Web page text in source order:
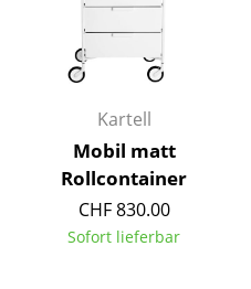
Schlafzimmer
Kinderzimmer
Diele
Badezimmer
Stauraum
Kartell
Mobil matt
Rollcontainer
CHF 830.00
Sofort lieferbar